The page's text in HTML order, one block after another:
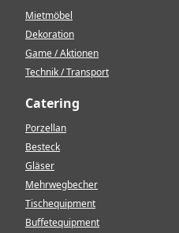
Mietmöbel
Dekoration
Game / Aktionen
Technik / Transport
Catering
Porzellan
Besteck
Gläser
Mehrwegbecher
Tischequipment
Buffetequipment